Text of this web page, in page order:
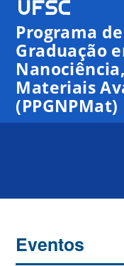
Programa
Graduação
Materiais
(PPGNPMat)
Eventos